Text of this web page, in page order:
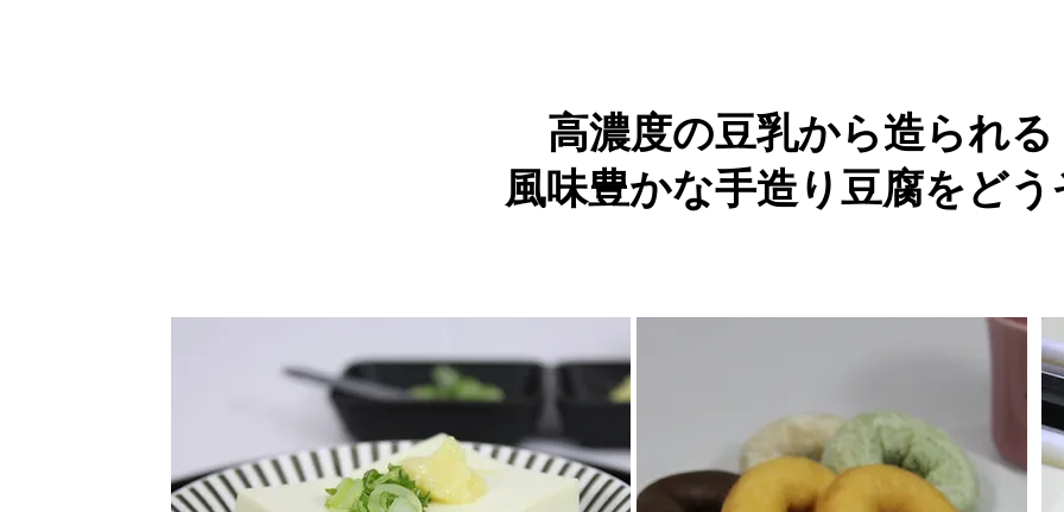
高濃度の豆乳から造られる
風味豊かな手造り豆腐をどう